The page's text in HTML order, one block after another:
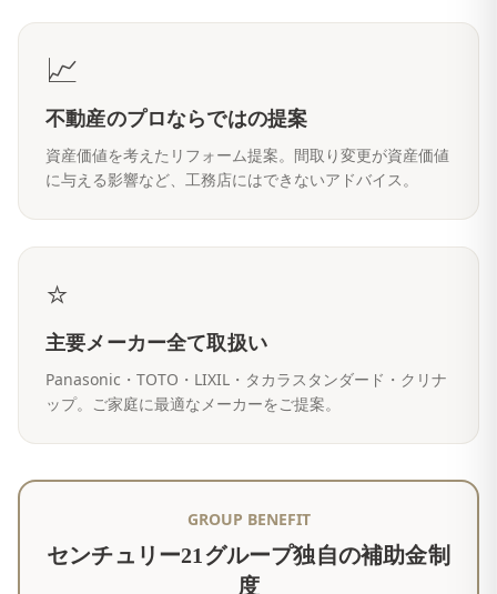
📈
不動産のプロならではの提案
資産価値を考えたリフォーム提案。間取り変更が資産価値
に与える影響など、工務店にはできないアドバイス。
⭐
主要メーカー全て取扱い
Panasonic・TOTO・LIXIL・タカラスタンダード・クリナ
ップ。ご家庭に最適なメーカーをご提案。
GROUP BENEFIT
センチュリー21グループ独自の補助金制
度